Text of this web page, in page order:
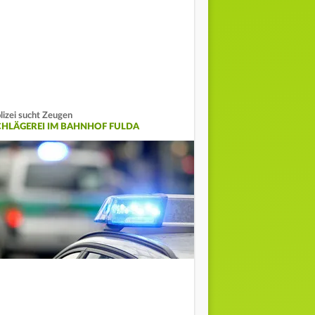
sucht Zeugen
IM BAHNHOF FULDA